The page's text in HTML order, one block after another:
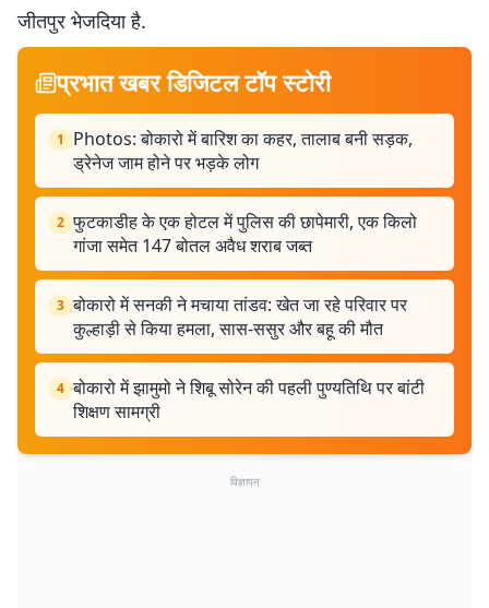
जीतपुर भेजदिया है.
प्रभात खबर डिजिटल टॉप स्टोरी
1
Photos: बोकारो में बारिश का कहर, तालाब बनी सड़क,
ड्रेनेज जाम होने पर भड़के लोग
2 फुटकाडीह के एक होटल में पुलिस की छापेमारी, एक किलो
गांजा समेत 147 बोतल अवैध शराब जब्त
3 बोकारो में सनकी ने मचाया तांडव: खेत जा रहे परिवार पर
कुल्हाड़ी से किया हमला, सास-ससुर और बहू की मौत
4 बोकारो में झामुमो ने शिबू सोरेन की पहली पुण्यतिथि पर बांटी
शिक्षण सामग्री
विज्ञापन